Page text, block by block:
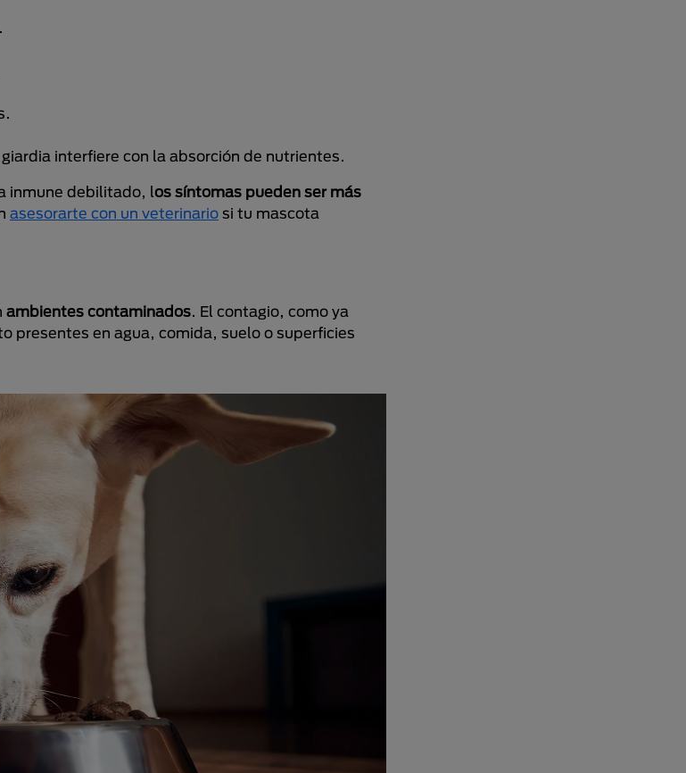
interfiere con la absorción de nutrientes.
inmune debilitado, los síntomas pueden ser más
asesorarte con un veterinario si tu mascota
ambientes contaminados. El contagio, como ya
presentes en agua, comida, suelo o superficies